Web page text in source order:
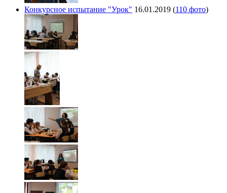
Конкурсное испытание "Урок" 16.01.2019 (110 фото)